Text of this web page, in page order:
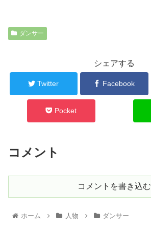
ダンサー
シェアする
Twitter Facebook
Pocket
コメント
コメントを書き込む
ホーム 人物 ダンサー